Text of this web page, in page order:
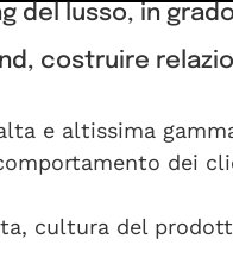
lusso, in
costruire
e altissima
dei
cultura del